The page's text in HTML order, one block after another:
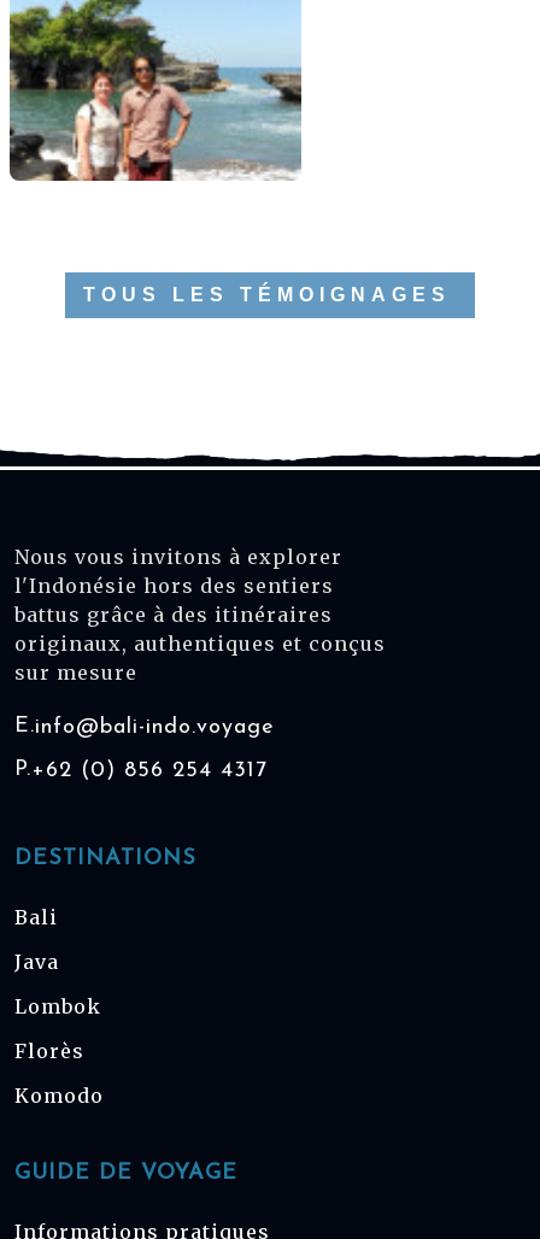
TOUS LES TÉMOIGNAGES
Nous vous invitons à explorer
l'Indonésie hors des sentiers
battus grâce à des itinéraires
originaux, authentiques et conçus
sur mesure
E.info@bali-indo.voyage
P.+62 (0) 856 254 4317
DESTINATIONS
Bali
Java
Lombok
Florès
Komodo
GUIDE DE VOYAGE
Informations pratiques